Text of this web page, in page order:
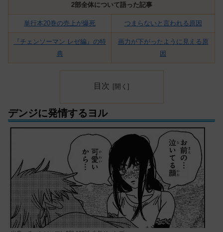
2部全体について語った記事
単行本20巻の売上が爆死 つまらないと言われる原因
『チェンソーマン レゼ編』の特
典
画力が下がったように見える原
因
目次
デンジに発情するヨル